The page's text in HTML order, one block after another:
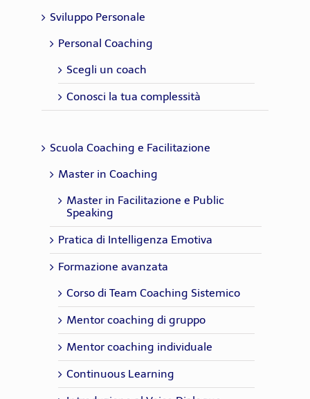
Sviluppo Personale
Personal Coaching
Scegli un coach
Conosci la tua complessità
Scuola Coaching e Facilitazione
Master in Coaching
Master in Facilitazione e Public
Speaking
Pratica di Intelligenza Emotiva
Formazione avanzata
Corso di Team Coaching Sistemico
Mentor coaching di gruppo
Mentor coaching individuale
Continuous Learning